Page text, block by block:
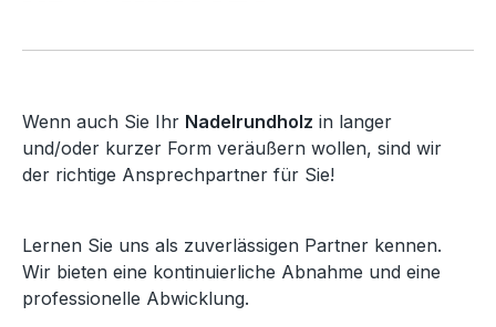
Wenn auch Sie Ihr Nadelrundholz in langer
und/oder kurzer Form veräußern wollen, sind wir
der richtige Ansprechpartner für Sie!
Lernen Sie uns als zuverlässigen Partner kennen.
Wir bieten eine kontinuierliche Abnahme und eine
professionelle Abwicklung.